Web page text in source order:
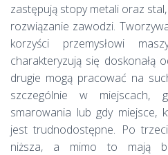
zastępują stopy metali oraz
rozwiązanie zawodzi.
korzyści przemysłowi
charakteryzują się doskonałą
drugie mogą pracować na
szczególnie w miejscach,
smarowania lub gdy miejsce,
jest trudnodostępne. Po
niższa, a mimo to mają